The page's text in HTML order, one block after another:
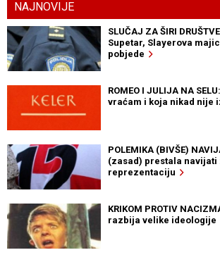
NAJNOVIJE
SLUČAJ ZA ŠIRI
Supetar, Slayerova
pobjede
ROMEO I JULIJA NA
vraćam i koja nikad nije
POLEMIKA (BIVŠE)
(zasad) prestala navijati
reprezentaciju
KRIKOM PROTIV
razbija velike ideologije